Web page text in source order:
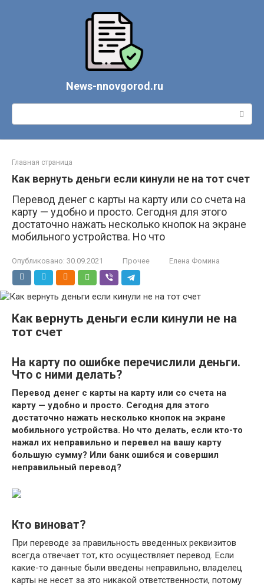
News-nnovgorod.ru
Поиск:
Главная страница
Как вернуть деньги если кинули не на тот счет
Перевод денег с карты на карту или со счета на
карту — удобно и просто. Сегодня для этого
достаточно нажать несколько кнопок на экране
мобильного устройства. Но что
Опубликовано: 30.09.2021 Прочее Елена Фомина
Как вернуть деньги если кинули не на
тот счет
На карту по ошибке перечислили деньги.
Что с ними делать?
Перевод денег с карты на карту или со счета на
карту — удобно и просто. Сегодня для этого
достаточно нажать несколько кнопок на экране
мобильного устройства. Но что делать, если кто-то
нажал их неправильно и перевел на вашу карту
большую сумму? Или банк ошибся и совершил
неправильный перевод?
Кто виноват?
При переводе за правильность введенных реквизитов
всегда отвечает тот, кто осуществляет перевод. Если
какие-то данные были введены неправильно, владелец
карты не несет за это никакой ответственности, потому